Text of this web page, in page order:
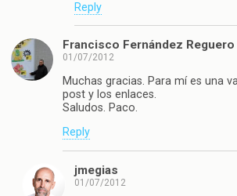
Reply
Francisco Fernández Reguero
01/07/2012
Muchas gracias. Para mí es una
post y los enlaces.
Saludos. Paco.
Reply
jmegias
01/07/2012